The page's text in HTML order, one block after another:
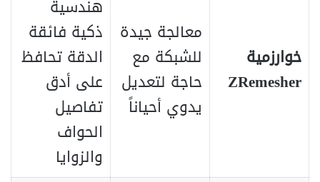
خوارزمية
ZRemesher
معالجة جيدة
للشبكة مع
حاجة لتعديل
يدوي أحياناً
هندسية
ذكية فائقة
الدقة تحافظ
على أدق
تفاصيل
الحواف
والزوايا